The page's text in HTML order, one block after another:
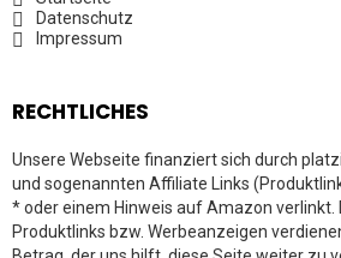
Datenschutz
Impressum
RECHTLICHES
Unsere Webseite finanziert sich durch
und sogenannten Affiliate Links
* oder einem Hinweis auf Amazon verlinkt.
Produktlinks bzw. Werbeanzeigen